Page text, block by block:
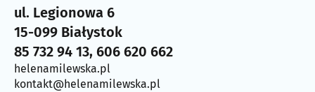
ul. Legionowa 6
15-099 Białystok
85 732 94 13, 606 620 662
helenamilewska.pl
kontakt@helenamilewska.pl